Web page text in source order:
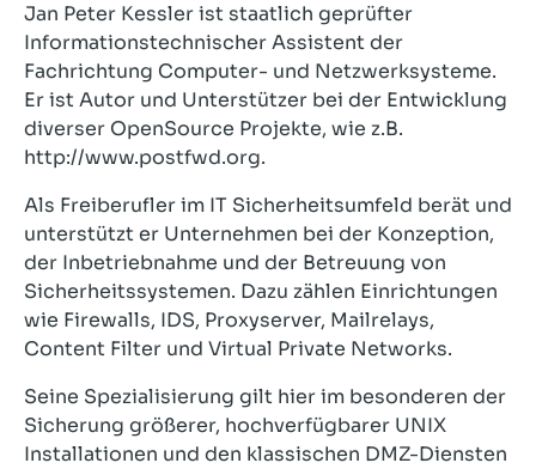
Jan Peter Kessler ist staatlich geprüfter
Informationstechnischer Assistent der
Fachrichtung Computer- und Netzwerksysteme.
Er ist Autor und Unterstützer bei der Entwicklung
diverser OpenSource Projekte, wie z.B.
http://www.postfwd.org.
Als Freiberufler im IT Sicherheitsumfeld berät und
unterstützt er Unternehmen bei der Konzeption,
der Inbetriebnahme und der Betreuung von
Sicherheitssystemen. Dazu zählen Einrichtungen
wie Firewalls, IDS, Proxyserver, Mailrelays,
Content Filter und Virtual Private Networks.
Seine Spezialisierung gilt hier im besonderen der
Sicherung größerer, hochverfügbarer UNIX
Installationen und den klassischen DMZ-Diensten